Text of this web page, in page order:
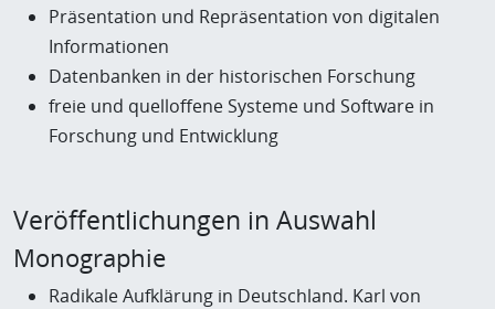
Präsentation und Repräsentation von digitalen
Informationen
Datenbanken in der historischen Forschung
freie und quelloffene Systeme und Software in
Forschung und Entwicklung
Veröffentlichungen in Auswahl
Monographie
Radikale Aufklärung in Deutschland. Karl von